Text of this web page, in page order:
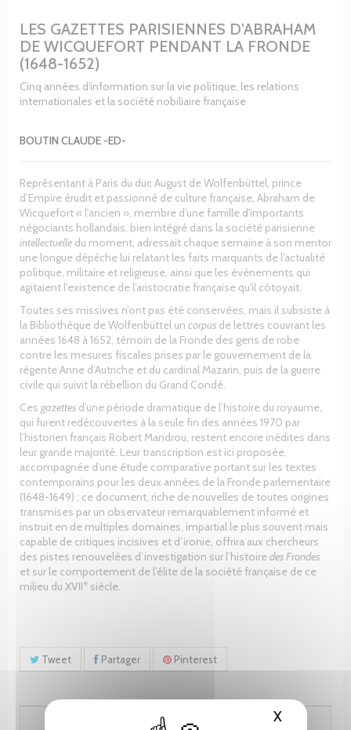
XMasquer
LES GAZETTES PARISIENNES D'ABRAHAM
DE WICQUEFORT PENDANT LA FRONDE
(1648-1652)
Cinq années d'information sur la vie politique, les relations
internationales et la société nobiliaire française
BOUTIN CLAUDE -ED-
Représentant à Paris du duc August de Wolfenbüttel, prince
d’Empire érudit et passionné de culture française, Abraham de
Wicquefort « l'ancien », membre d’une famille d'importants
négociants hollandais, bien intégré dans la société parisienne
intellectuelle du moment, adressait chaque semaine à son mentor
une longue dépêche lui relatant les faits marquants de l’actualité
politique, militaire et religieuse, ainsi que les événements qui
agitaient l’existence de l’aristocratie française qu'il côtoyait.
Toutes ses missives n’ont pas été conservées, mais il subsiste à
la Bibliothèque de Wolfenbüttel un corpus de lettres couvrant les
années 1648 à 1652, témoin de la Fronde des gens de robe
contre les mesures fiscales prises par le gouvernement de la
régente Anne d’Autriche et du cardinal Mazarin, puis de la guerre
civile qui suivit la rébellion du Grand Condé.
Ces gazettes d’une période dramatique de l’histoire du royaume,
qui furent redécouvertes à la seule fin des années 1970 par
l’historien français Robert Mandrou, restent encore inédites dans
leur grande majorité. Leur transcription est ici proposée,
accompagnée d’une étude comparative portant sur les textes
contemporains pour les deux années de la Fronde parlementaire
(1648-1649) ; ce document, riche de nouvelles de toutes origines
transmises par un observateur remarquablement informé et
instruit en de multiples domaines, impartial le plus souvent mais
capable de critiques incisives et d’ironie, offrira aux chercheurs
des pistes renouvelées d’investigation sur l’histoiredes Frondes
et sur le comportement de l’élite de la société française de ce
milieu du XVIIe siècle.
Tweet Partager Pinterest